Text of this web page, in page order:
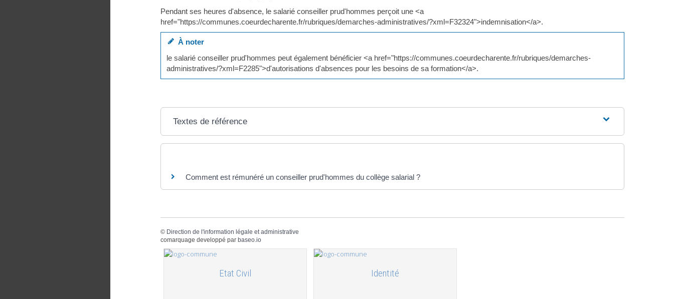
Pendant ses heures d'absence, le salarié conseiller prud'hommes perçoit une <a
href="https://communes.coeurdecharente.fr/rubriques/demarches-administratives/?xml=F32324">indemnisation</a>.
À noter
le salarié conseiller prud'hommes peut également bénéficier <a href="https://communes.coeurdecharente.fr/rubriques/demarches-
administratives/?xml=F2285">d'autorisations d'absences pour les besoins de sa formation</a>.
Textes de référence
Comment est rémunéré un conseiller prud'hommes du collège salarial ?
© Direction de l'information légale et administrative
comarquage developpé par baseo.io
Etat Civil Identité